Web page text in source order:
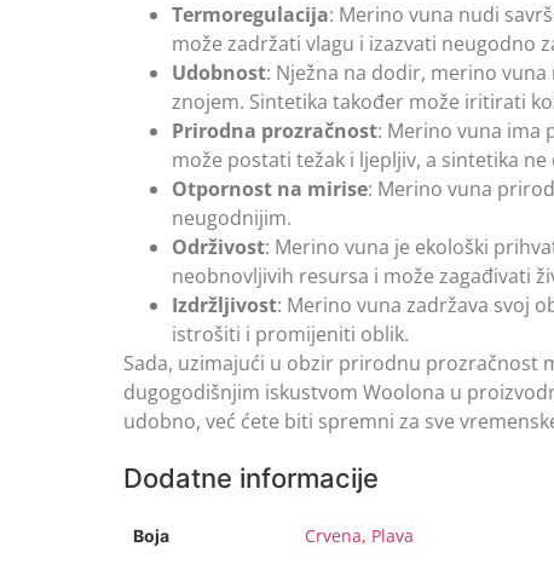
Termoregulacija: Merino vuna nudi
može zadržati vlagu i izazvati neugodno
Udobnost: Nježna na dodir, merino
znojem. Sintetika također može iritirati
Prirodna prozračnost: Merino vuna ima
može postati težak i ljepljiv, a sintetika
Otpornost na mirise: Merino vuna
neugodnijim.
Održivost: Merino vuna je ekološki
neobnovljivih resursa i može zagađivati
Izdržljivost: Merino vuna zadržava svoj
istrošiti i promijeniti oblik.
Sada, uzimajući u obzir prirodnu prozračnost
dugogodišnjim iskustvom Woolona u
udobno, već ćete biti spremni za sve
Dodatne informacije
Boja Crvena, Plava